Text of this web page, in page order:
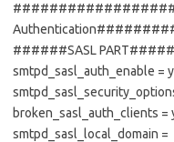
######SASL
smtpd_sasl_auth_enable =
broken_sasl_auth_clients =
smtpd_sasl_local_domain =